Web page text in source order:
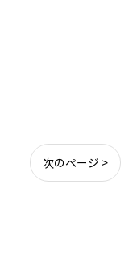
次のページ >